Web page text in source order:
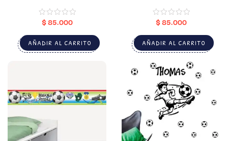
$85.000
AÑADIR AL CARRITO
$85.000
AÑADIR AL CARRITO